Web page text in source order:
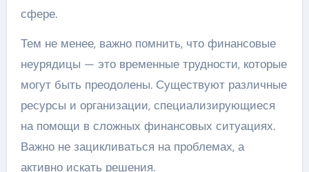
сфере.
Тем не менее, важно помнить, что финансовые
неурядицы — это временные трудности, которые
могут быть преодолены. Существуют различные
ресурсы и организации, специализирующиеся
на помощи в сложных финансовых ситуациях.
Важно не зацикливаться на проблемах, а
активно искать решения.